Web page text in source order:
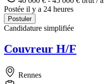
Postée il y a 24 heures
Postuler
Candidature simplifiée
Couvreur H/F
Rennes